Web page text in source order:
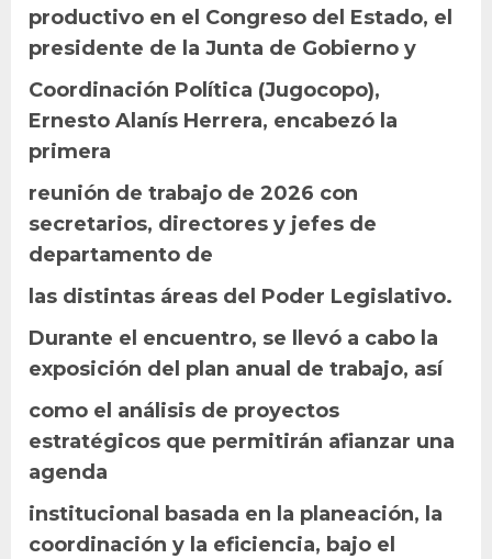
productivo en el Congreso del Estado, el
presidente de la Junta de Gobierno y
Coordinación Política (Jugocopo),
Ernesto Alanís Herrera, encabezó la
primera
reunión de trabajo de 2026 con
secretarios, directores y jefes de
departamento de
las distintas áreas del Poder Legislativo.
Durante el encuentro, se llevó a cabo la
exposición del plan anual de trabajo, así
como el análisis de proyectos
estratégicos que permitirán afianzar una
agenda
institucional basada en la planeación, la
coordinación y la eficiencia, bajo el